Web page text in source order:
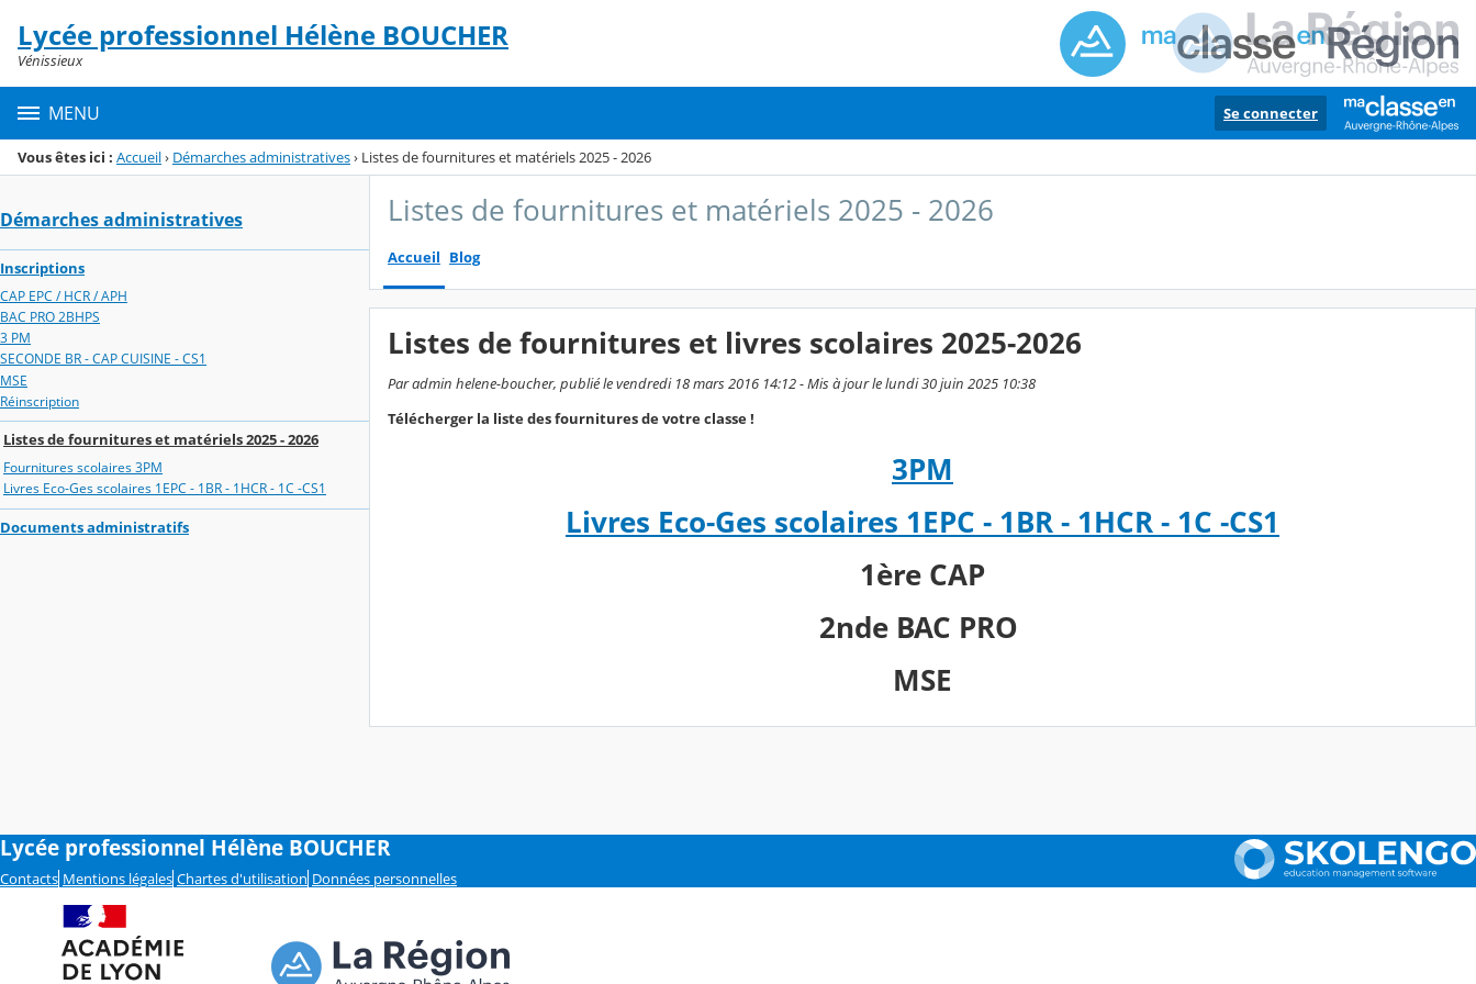
Menu de la rubrique
Contenu
Lycée professionnel Hélène BOUCHER
Vénissieux
MENU Se connecter
Vous êtes ici : Accueil› Démarches administratives› Listes de fournitures et matériels 2025 - 2026
Démarches administratives
Inscriptions
CAP EPC / HCR / APH
BAC PRO 2BHPS
3 PM
SECONDE BR - CAP CUISINE - CS1
MSE
Réinscription
Listes de fournitures et matériels 2025 - 2026
Fournitures scolaires 3PM
Livres Eco-Ges scolaires 1EPC - 1BR - 1HCR - 1C -CS1
Documents administratifs
Listes de fournitures et matériels 2025 - 2026
Accueil Blog
Listes de fournitures et livres scolaires 2025-2026
Par admin helene-boucher, publié le vendredi 18 mars 2016 14:12 - Mis à jour le lundi 30 juin 2025 10:38
Télécherger la liste des fournitures de votre classe !
3PM
Livres Eco-Ges scolaires 1EPC - 1BR - 1HCR - 1C -CS1
1ère CAP
2nde BAC PRO
MSE
Lycée professionnel Hélène BOUCHER
Contacts Mentions légales Chartes d'utilisation Données personnelles